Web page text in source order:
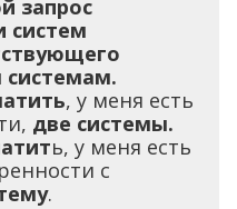
запрос
систем
системам.
, у меня есть
две системы.
ь, у меня есть
с
.